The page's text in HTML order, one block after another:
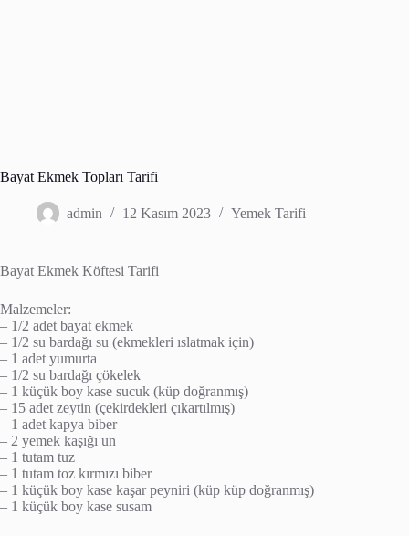
Bayat Ekmek Topları Tarifi
admin 12 Kasım 2023 Yemek Tarifi
Bayat Ekmek Köftesi Tarifi
Malzemeler:
– 1/2 adet bayat ekmek
– 1/2 su bardağı su (ekmekleri ıslatmak için)
– 1 adet yumurta
– 1/2 su bardağı çökelek
– 1 küçük boy kase sucuk (küp doğranmış)
– 15 adet zeytin (çekirdekleri çıkartılmış)
– 1 adet kapya biber
– 2 yemek kaşığı un
– 1 tutam tuz
– 1 tutam toz kırmızı biber
– 1 küçük boy kase kaşar peyniri (küp küp doğranmış)
– 1 küçük boy kase susam